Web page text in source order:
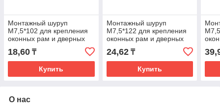
Монтажный шуруп
М7,5*102 для крепления
оконных рам и дверных
коробок в бетон
18,60 ₸
Купить
Монтажный шуруп
М7,5*122 для крепления
оконных рам и дверных
коробок в бетон
24,62₸
Купить
О нас